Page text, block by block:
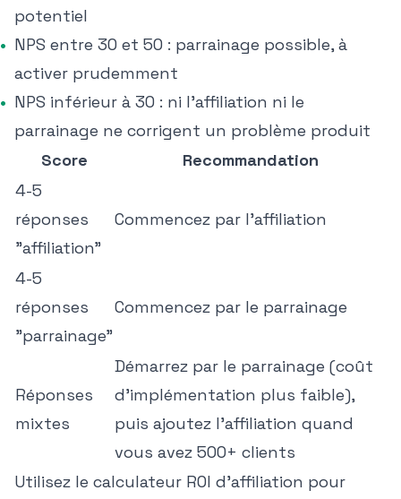
potentiel
NPS entre 30 et 50 : parrainage possible, à
activer prudemment
NPS inférieur à 30 : ni l'affiliation ni le
parrainage ne corrigent un problème produit
Score
Recommandation
4-5
réponses
"affiliation"
Commencez par l'affiliation
4-5
réponses
"parrainage"
Commencez par le parrainage
Réponses
mixtes
Démarrez par le parrainage (coût
d'implémentation plus faible),
puis ajoutez l'affiliation quand
vous avez 500+ clients
Utilisez le calculateur ROI d'affiliation pour